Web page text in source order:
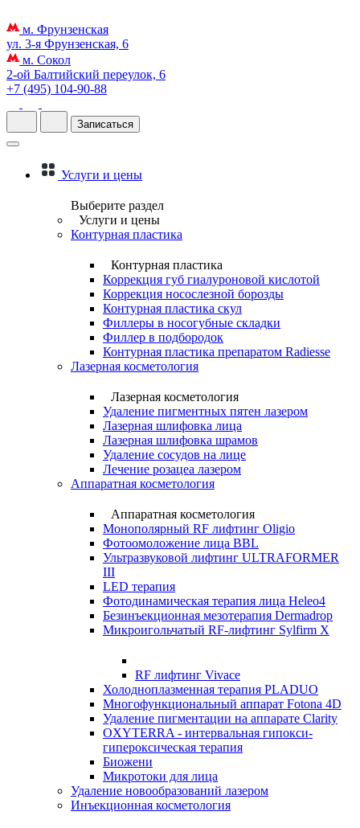
м. Фрунзенская
ул. 3-я Фрунзенская, 6
м. Сокол
2-ой Балтийский переулок, 6
+7 (495) 104-90-88
Записаться
Услуги и цены
Выберите раздел
Услуги и цены
Контурная пластика
Контурная пластика
Коррекция губ гиалуроновой кислотой
Коррекция носослезной борозды
Контурная пластика скул
Филлеры в носогубные складки
Филлер в подбородок
Контурная пластика препаратом Radiesse
Лазерная косметология
Лазерная косметология
Удаление пигментных пятен лазером
Лазерная шлифовка лица
Лазерная шлифовка шрамов
Удаление сосудов на лице
Лечение розацеа лазером
Аппаратная косметология
Аппаратная косметология
Монополярный RF лифтинг Oligio
Фотоомоложение лица BBL
Ультразвуковой лифтинг ULTRAFORMER
III
LED терапия
Фотодинамическая терапия лица Heleo4
Безинъекционная мезотерапия Dermadrop
Микроигольчатый RF-лифтинг Sylfirm X
RF лифтинг Vivace
Холодноплазменная терапия PLADUO
Многофункциональный аппарат Fotona 4D
Удаление пигментации на аппарате Clarity
OXYTERRA - интервальная гипокси-
гипероксическая терапия
Биожени
Микротоки для лица
Удаление новообразований лазером
Инъекционная косметология